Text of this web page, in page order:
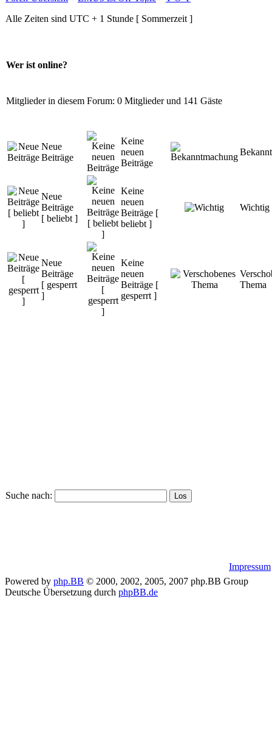
Alle Zeiten sind UTC + 1 Stunde [ Sommerzeit ]
Wer ist online?
Mitglieder in diesem Forum: 0 Mitglieder und 141 Gäste
Neue
Beiträge
Keine
neuen
Beiträge
Neue
Beiträge
[ beliebt ]
Keine
neuen
Beiträge [
beliebt ]
Wichtig
Neue
Beiträge
[ gesperrt
]
Keine
neuen
Beiträge [
gesperrt ]
Thema
Suche nach:
Impressum
Powered by php.BB © 2000, 2002, 2005, 2007 php.BB Group
Deutsche Übersetzung durch phpBB.de